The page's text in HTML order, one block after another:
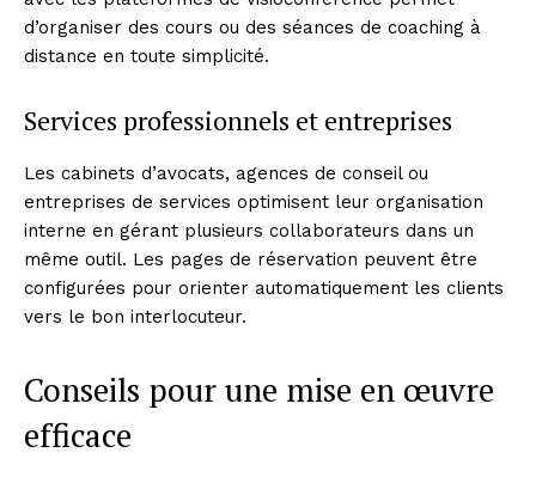
d’organiser des cours ou des séances de coaching à
distance en toute simplicité.
Services professionnels et entreprises
Les cabinets d’avocats, agences de conseil ou
entreprises de services optimisent leur organisation
interne en gérant plusieurs collaborateurs dans un
même outil. Les pages de réservation peuvent être
configurées pour orienter automatiquement les clients
vers le bon interlocuteur.
Conseils pour une mise en œuvre
efficace